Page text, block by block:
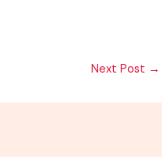
Next Post →